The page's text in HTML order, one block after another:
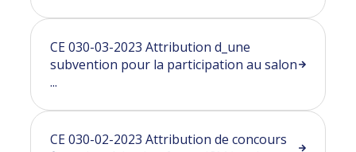
CE 030-03-2023 Attribution d_une
subvention pour la participation au salon
...
CE 030-02-2023 Attribution de concours